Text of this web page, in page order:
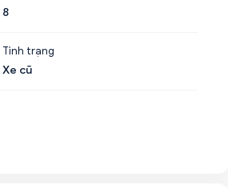
8
Tình trạng
Xe cũ